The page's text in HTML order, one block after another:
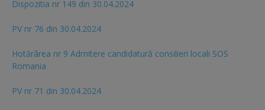
Dispozitia nr 149 din 30.04.2024
PV nr 76 din 30.04.2024
Hotărârea nr 9 Admitere candidatură consilieri locali SOS
Romania
PV nr 71 din 30.04.2024